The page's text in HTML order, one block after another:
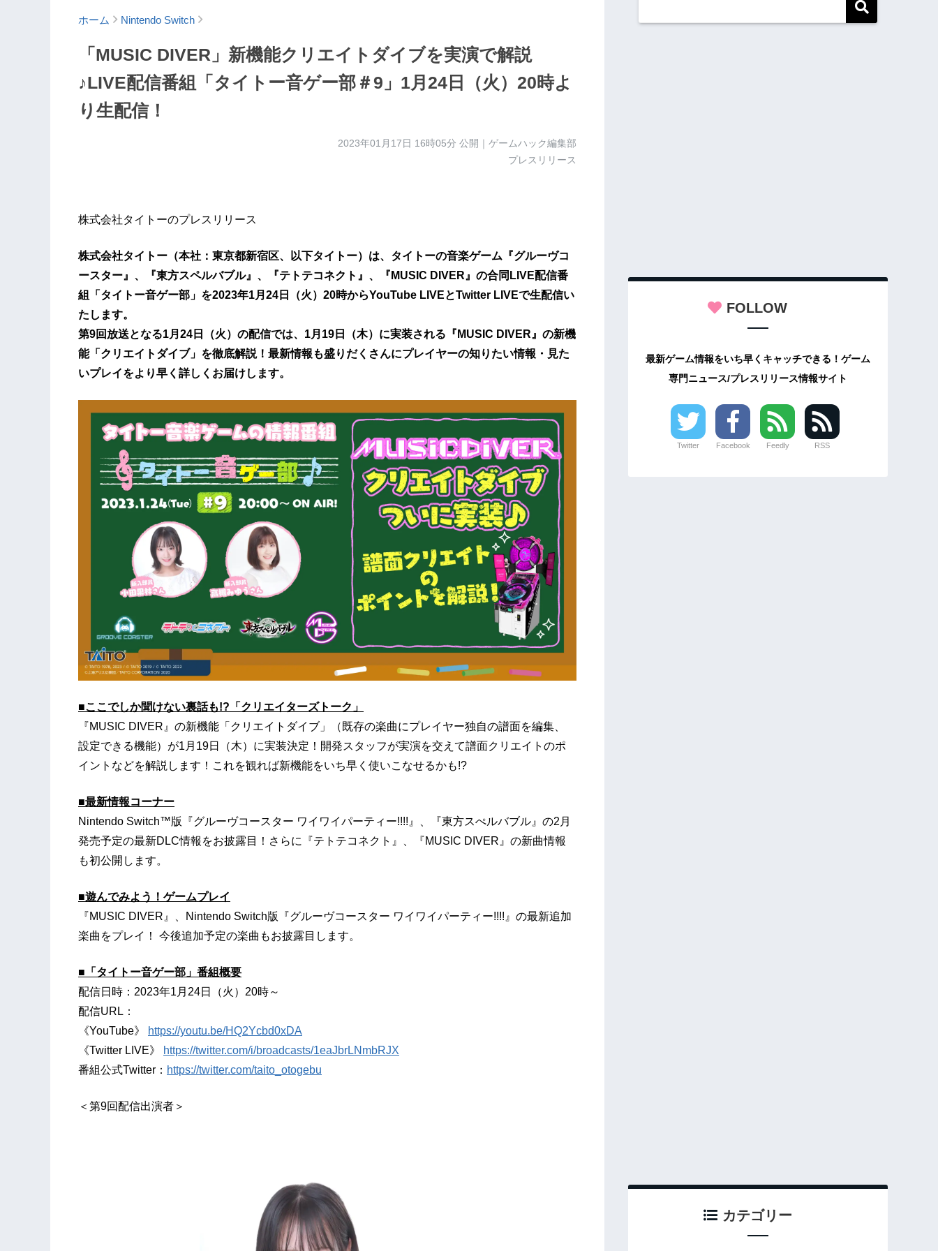
ホーム Nintendo Switch
「MUSIC DIVER」新機能クリエイトダイブを実演で解説
♪LIVE配信番組「タイトー音ゲー部＃9」1月24日（火）20時よ
り生配信！
2023年01月17日 16時05分 公開｜ゲームハック編集部
プレスリリース
株式会社タイトーのプレスリリース
株式会社タイトー（本社：東京都新宿区、以下タイトー）は、タイトーの音楽ゲーム『グルーヴコ
ースター』、『東方スペルバブル』、『テトテコネクト』、『MUSIC DIVER』の合同LIVE配信番
組「タイトー音ゲー部」を2023年1月24日（火）20時からYouTube LIVEとTwitter LIVEで生配信い
たします。
第9回放送となる1月24日（火）の配信では、1月19日（木）に実装される『MUSIC DIVER』の新機
能「クリエイトダイブ」を徹底解説！最新情報も盛りだくさんにプレイヤーの知りたい情報・見た
いプレイをより早く詳しくお届けします。
■ここでしか聞けない裏話も!?「クリエイターズトーク」
『MUSIC DIVER』の新機能「クリエイトダイブ」（既存の楽曲にプレイヤー独自の譜面を編集、
設定できる機能）が1月19日（木）に実装決定！開発スタッフが実演を交えて譜面クリエイトのポ
イントなどを解説します！これを観れば新機能をいち早く使いこなせるかも!?
■最新情報コーナー
Nintendo Switch™版『グルーヴコースター ワイワイパーティー!!!!』、『東方スぺルバブル』の2月
発売予定の最新DLC情報をお披露目！さらに『テトテコネクト』、『MUSIC DIVER』の新曲情報
も初公開します。
■遊んでみよう！ゲームプレイ
『MUSIC DIVER』、Nintendo Switch版『グルーヴコースター ワイワイパーティー!!!!』の最新追加
楽曲をプレイ！ 今後追加予定の楽曲もお披露目します。
■「タイトー音ゲー部」番組概要
配信日時：2023年1月24日（火）20時～
配信URL：
《YouTube》
https://youtu.be/HQ2Ycbd0xDA
《Twitter LIVE》
https://twitter.com/i/broadcasts/1eaJbrLNmbRJX
番組公式Twitter： https://twitter.com/taito_otogebu
＜第9回配信出演者＞
FOLLOW
最新ゲーム情報をいち早くキャッチできる！ゲーム
専門ニュース/プレスリリース情報サイト
Twitter Facebook Feedly RSS
カテゴリー